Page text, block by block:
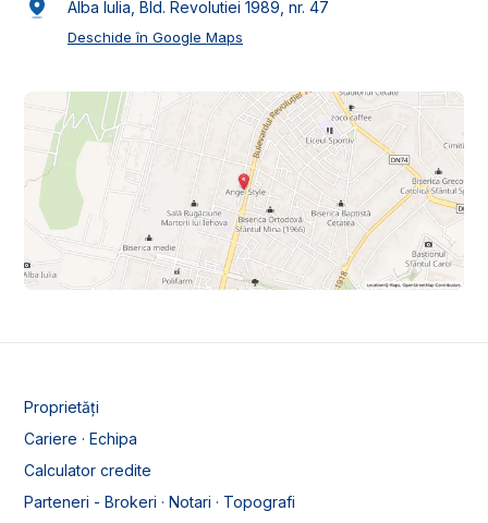
Alba Iulia, Bld. Revolutiei 1989, nr. 47
Deschide în Google Maps
Proprietăți
Cariere · Echipa
Calculator credite
Parteneri - Brokeri · Notari · Topografi